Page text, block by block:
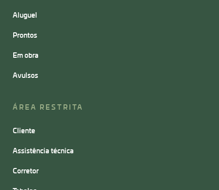
ÁREA RESTRITA
Cliente
Assistência técnica
Corretor
Aluguel
Prontos
Em obra
Avulsos